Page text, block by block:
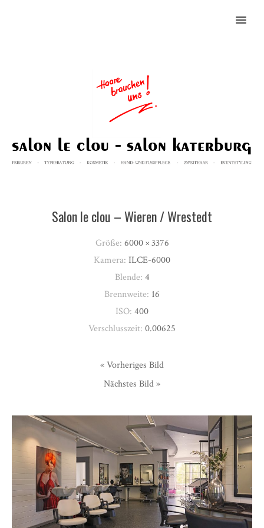
MENU
Salon le clou – Wieren / Wrestedt
Größe: 6000 × 3376
Kamera: ILCE-6000
Blende: 4
Brennweite: 16
ISO: 400
Verschlusszeit: 0.00625
« Vorheriges Bild
Nächstes Bild »